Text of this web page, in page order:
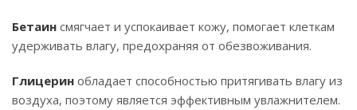
Бетаин смягчает и успокаивает кожу, помогает клеткам
удерживать влагу, предохраняя от обезвоживания.
Глицерин обладает способностью притягивать влагу из
воздуха, поэтому является эффективным увлажнителем.